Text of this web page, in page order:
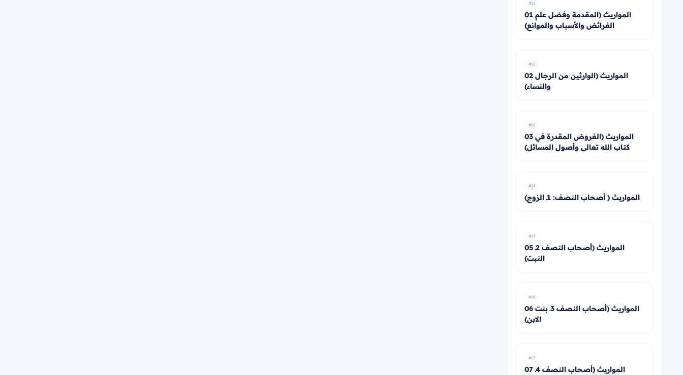
#11
01 المواريث (المقدمة وفضل علم
الفرائض والأسباب والموانع)
#12
02 المواريث (الوارثين من الرجال
والنساء)
#13
03 المواريث (الفروض المقدرة في
كتاب الله تعالى وأصول المسائل)
#14
المواريث ( أصحاب النصف: 1ـ الزوج)
#15
05 المواريث (أصحاب النصف 2ـ
النبت)
#16
06 المواريث (أصحاب النصف 3ـ بنت
الابن)
#17
07 المواريث (أصحاب النصف 4ـ